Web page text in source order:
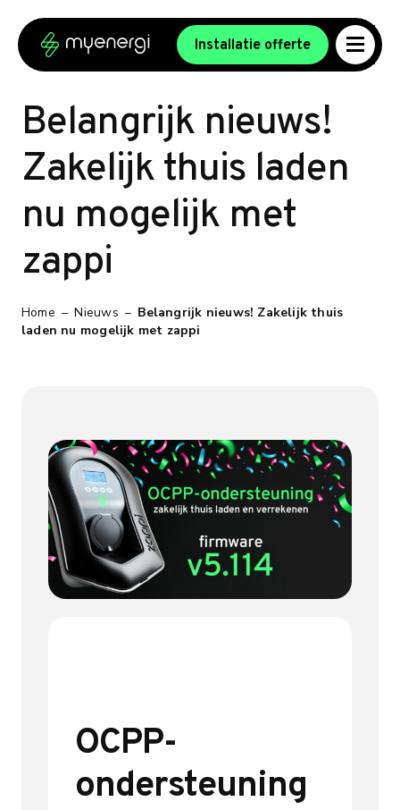
Installatie offerte
Belangrijk nieuws!
Zakelijk thuis laden
nu mogelijk met
zappi
Home – Nieuws – Belangrijk nieuws! Zakelijk thuis
laden nu mogelijk met zappi
OCPP-
ondersteuning